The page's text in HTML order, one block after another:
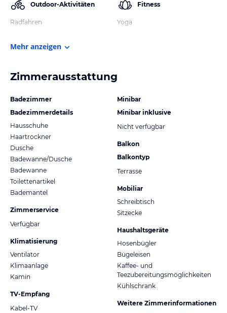
Outdoor-Aktivitäten
Radfahren
Fitness
Yoga
Mehr anzeigen
Zimmerausstattung
Badezimmer
Badezimmerdetails
Hausschuhe
Haartrockner
Dusche
Badewanne/Dusche
Badewanne
Toilettenartikel
Bademantel
Zimmerservice
Verfügbar
Klimatisierung
Ventilator
Klimaanlage
Kamin
TV-Empfang
Kabel-TV
Minibar
Minibar inklusive
Nicht verfügbar
Balkon
Balkontyp
Terrasse
Mobiliar
Schreibtisch
Sitzecke
Haushaltsgeräte
Hosenbügler
Bügeleisen
Kaffee- und
Teezubereitungsmöglichkeiten
Kühlschrank
Weitere Zimmerinformationen